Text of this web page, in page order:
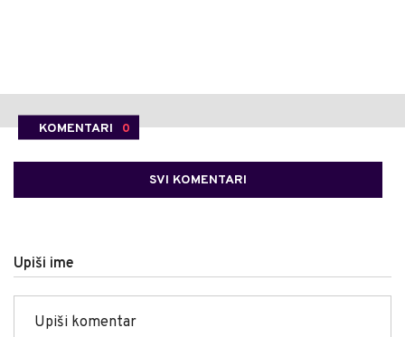
KOMENTARI 0
SVI KOMENTARI
Upiši ime